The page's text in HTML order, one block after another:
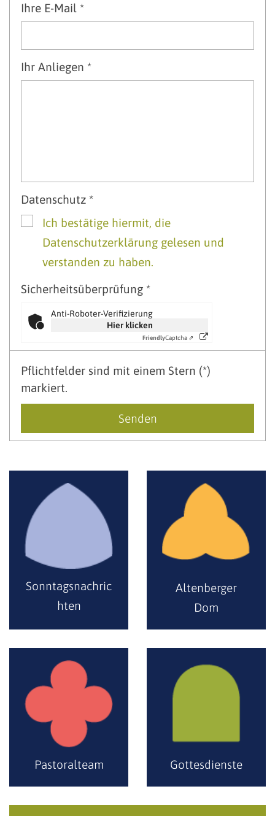
Ihre E-Mail *
Ihr Anliegen *
Datenschutz *
Ich bestätige hiermit, die
Datenschutzerklärung gelesen und
verstanden zu haben.
Sicherheitsüberprüfung *
Anti-Roboter-Verifizierung
Hier klicken
FriendlyCaptcha ⇗
Pflichtfelder sind mit einem Stern (*)
markiert.
Sonntagsnachric
hten
Altenberger
Dom
Pastoralteam Gottesdienste